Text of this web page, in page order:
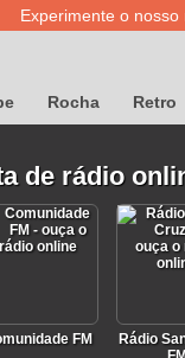
Experimente o nosso
Rocha Retro
de rádio
FM
Rádio